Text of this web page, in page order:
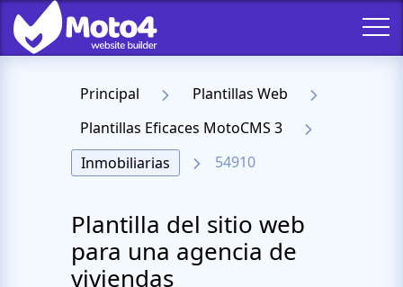
Principal
Plantillas Web
Plantillas Eficaces MotoCMS 3
Inmobiliarias
54910
Plantilla del sitio web
para una agencia de
viviendas